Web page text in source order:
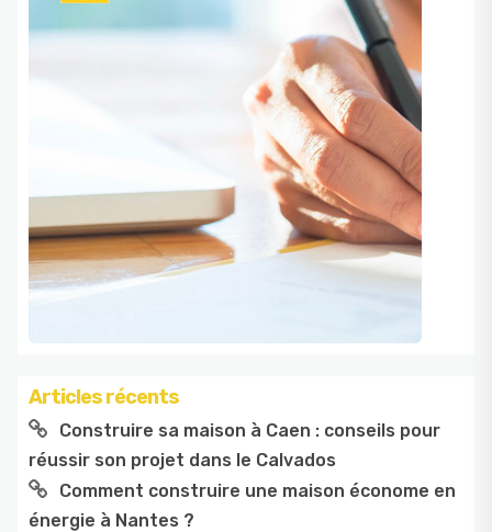
Articles récents
Construire sa maison à Caen : conseils pour
réussir son projet dans le Calvados
Comment construire une maison économe en
énergie à Nantes ?